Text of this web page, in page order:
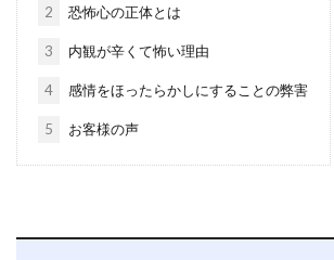
2 恐怖心の正体とは
3 内観が辛くて怖い理由
4 感情をほったらかしにすることの弊害
5 お客様の声